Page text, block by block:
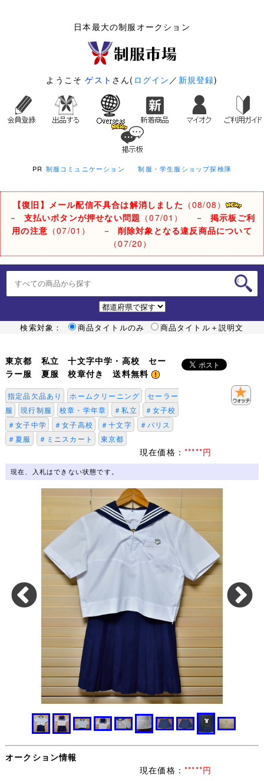
日本最大の制服オークション
ようこそゲスト さん( ログイン ／ 新規登録)
PR 制服コミュニケーション 制服・学生服ショップ探検隊
【復旧】メール配信不具合は解消しました （08/08）
－ 支払いボタンが押せない問題 （07/01） －掲示板ご利
用の注意 （07/01） － 削除対象となる違反商品について
（07/20）
検索対象： 商品タイトルのみ 商品タイトル＋説明文
東京都 私立 十文字中学・高校 セー
ラー服 夏服 校章付き 送料無料
指定品欠品あり ホームクリーニング
セーラー
服
現行制服 校章・学年章 ＃私立
＃女子校
＃女子中学
＃女子高校 ＃十文字
＃パリス
＃夏服
＃ミニスカート 東京都
現在価格： *****円
現在、入札はできない状態です。
オークション情報
現在価格： *****円